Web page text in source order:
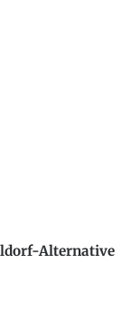
Alternative